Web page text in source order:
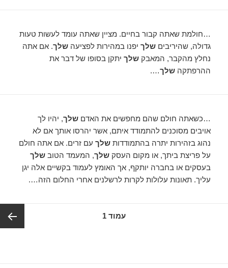
…חולמת שאתה קבור בחיים. מציין שאתה עומד לעשות טעות
גדולה, שהיריביםשלך יפנו במהירות לפציעהשלך. אם אתה
נחלץ מהקבר, המאבקשלך יתקן בסופו של דבר את
ההרפתקהשלך….
…כשאתה חולם שהם מחפשים את האדםשלך, יהיו לך
אויבים מסוכנים להתמודד איתם, אשר יהרסו אותך אם לא
נהוג בזהירות יתרה בהתמודדותשלך עם זרים. אם אתה חולם
על פריצת ביתך, או מקום העסקשלך, המעמד הטובשלך
בעסקים או בחברה יותקף, אך האומץ לעמוד בקשיים אלה יגן
עליך. תאונות עלולות לקרות לרשלנים אחרי החלום הזה….
עמוד 1